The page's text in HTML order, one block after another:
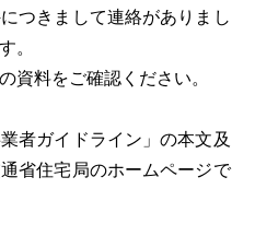
つきまして連絡がありまし
。
資料をご確認ください。
者ガイドライン」の本文及
省住宅局のホームページで